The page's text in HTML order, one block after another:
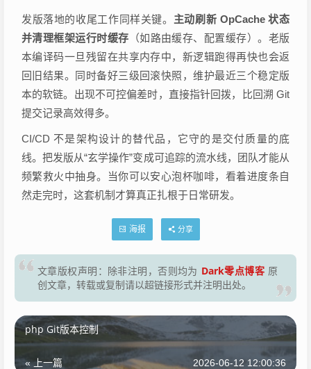
发版落地的收尾工作同样关键。 主动刷新 OpCache 状态
并清理框架运行时缓存 （如路由缓存、配置缓存）。老版
本编译码一旦残留在共享内存中，新逻辑跑得再快也会返
回旧结果。同时备好三级回滚快照，维护最近三个稳定版
本的软链。出现不可控偏差时，直接指针回拨，比回溯 Git
提交记录高效得多。
CI/CD 不是架构设计的替代品，它守的是交付质量的底
线。把发版从“玄学操作”变成可追踪的流水线，团队才能从
频繁救火中抽身。当你可以安心泡杯咖啡，看着进度条自
然走完时，这套机制才算真正扎根于日常研发。
海报 分享
文章版权声明：除非注明，否则均为 Dark零点博客 原
创文章，转载或复制请以超链接形式并注明出处。
php Git版本控制
« 上一篇 2026-06-12 12:00:36